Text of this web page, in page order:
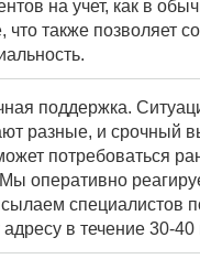
на учет, как в
что также позволяет
поддержка.
разные, и срочный
потребоваться
оперативно
специалистов
в течение 30-40
Записаться
и принимаюусловия
Задать вопрос
и принимаюусловия
Записаться
и принимаюусловия
Куса
Бакал
Верхний
Записаться
и принимаюусловия